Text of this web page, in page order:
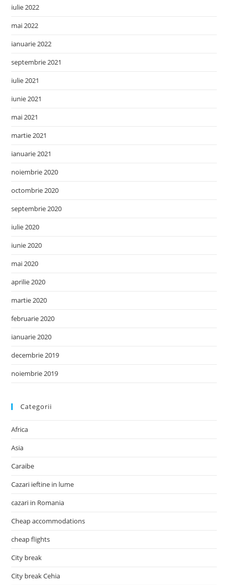
iulie 2022
mai 2022
ianuarie 2022
septembrie 2021
iulie 2021
iunie 2021
mai 2021
martie 2021
ianuarie 2021
noiembrie 2020
octombrie 2020
septembrie 2020
iulie 2020
iunie 2020
mai 2020
aprilie 2020
martie 2020
februarie 2020
ianuarie 2020
decembrie 2019
noiembrie 2019
Categorii
Africa
Asia
Caraibe
Cazari ieftine in lume
cazari in Romania
Cheap accommodations
cheap flights
City break
City break Cehia